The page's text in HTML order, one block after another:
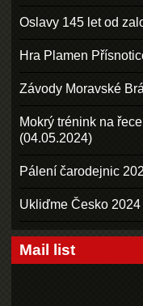
Oslavy 145 let od
Hra Plamen
Závody Moravské
Mokrý trénink na
(04.05.2024)
Pálení čarodejnic
Ukliďme Česko
Mail list